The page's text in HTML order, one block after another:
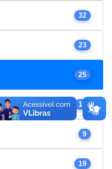
32
23
25
17
9
19